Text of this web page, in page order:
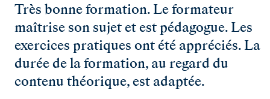
Très bonne formation. Le formateur
maîtrise son sujet et est pédagogue. Les
exercices pratiques ont été appréciés. La
durée de la formation, au regard du
contenu théorique, est adaptée.